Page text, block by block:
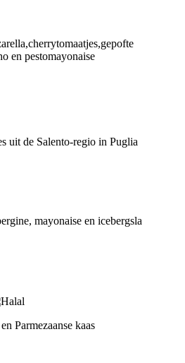
en pestomayonaise
uit de Salento-regio in Puglia
mayonaise en icebergsla
Parmezaanse kaas